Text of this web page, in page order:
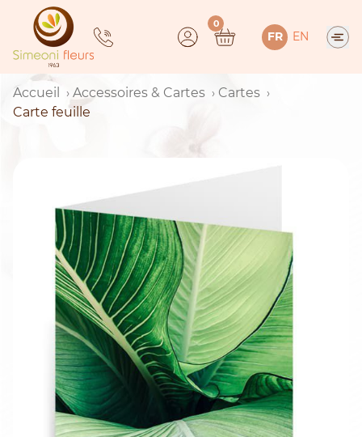
content
0
FR EN
Accueil Accessoires & Cartes
Cartes
Carte feuille